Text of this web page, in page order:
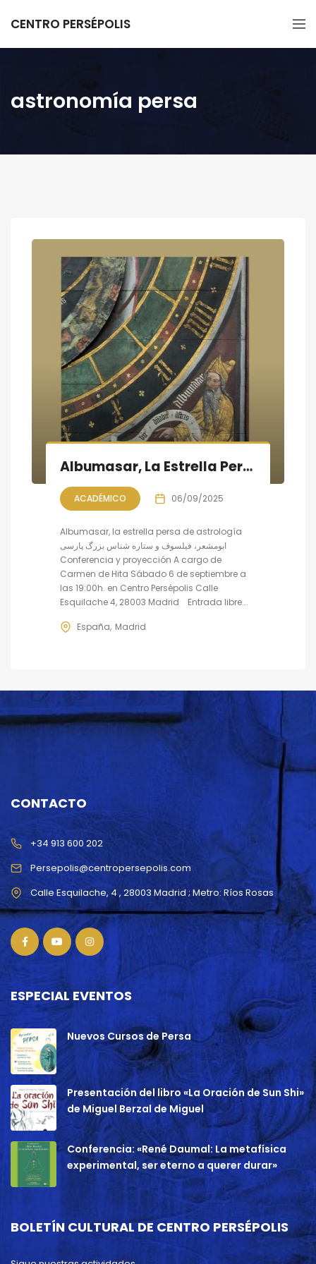
CENTRO PERSÉPOLIS
astronomía persa
Albumasar, La Estrella Persa De Astrología: conferencia y proyección
ACADÉMICO 06/09/2025
Albumasar, la estrella persa de astrología
ابومشعر، فیلسوف و ستاره شناس بزرگ پارسی
Conferencia y proyección A cargo de
Carmen de Hita Sábado 6 de septiembre a
las 19:00h. en Centro Persépolis Calle
Esquilache 4, 28003 Madrid Entrada libre...
España Madrid
CONTACTO
Persepolis@centropersepolis.com
+34 913 600 202
ESPECIAL EVENTOS
Nuevos Cursos de Persa
Presentación del libro «La Oración de Sun Shi»
de Miguel Berzal de Miguel
Conferencia: «René Daumal: La metafísica
experimental, ser eterno a querer durar»
BOLETÍN CULTURAL DE CENTRO PERSÉPOLIS